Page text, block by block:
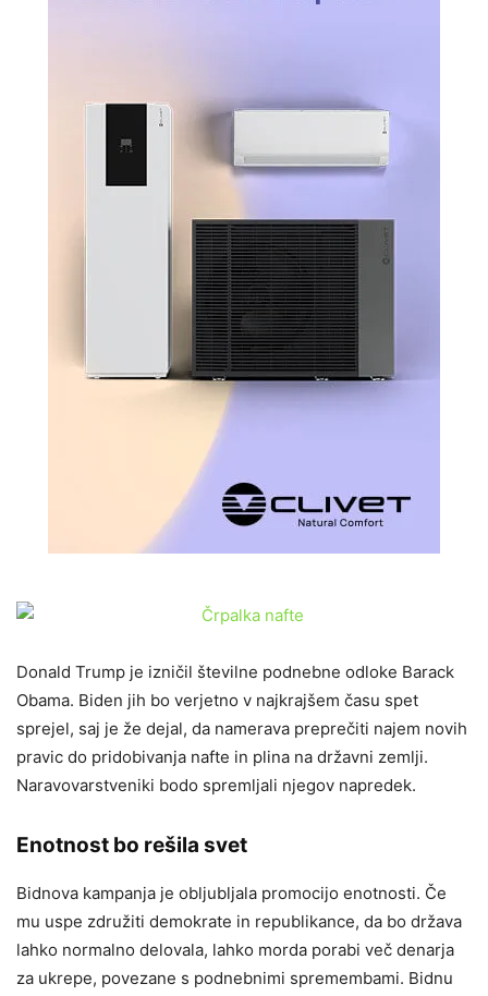
Donald Trump je izničil številne podnebne odloke Barack
Obama. Biden jih bo verjetno v najkrajšem času spet
sprejel, saj je že dejal, da namerava preprečiti najem novih
pravic do pridobivanja nafte in plina na državni zemlji.
Naravovarstveniki bodo spremljali njegov napredek.
Enotnost bo rešila svet
Bidnova kampanja je obljubljala promocijo enotnosti. Če
mu uspe združiti demokrate in republikance, da bo država
lahko normalno delovala, lahko morda porabi več denarja
za ukrepe, povezane s podnebnimi spremembami. Bidnu